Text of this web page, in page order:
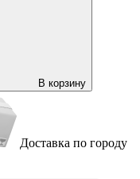
В корзину
Доставка по городу